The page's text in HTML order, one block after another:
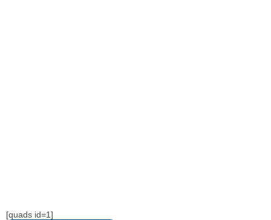
[quads id=1]